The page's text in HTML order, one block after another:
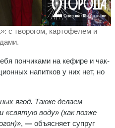
с творогом, картофелем и
пончиками на кефире и чак-
напитков у них нет, но
ягод. Также делаем
«святую воду» (как позже
, —объясняет супруг